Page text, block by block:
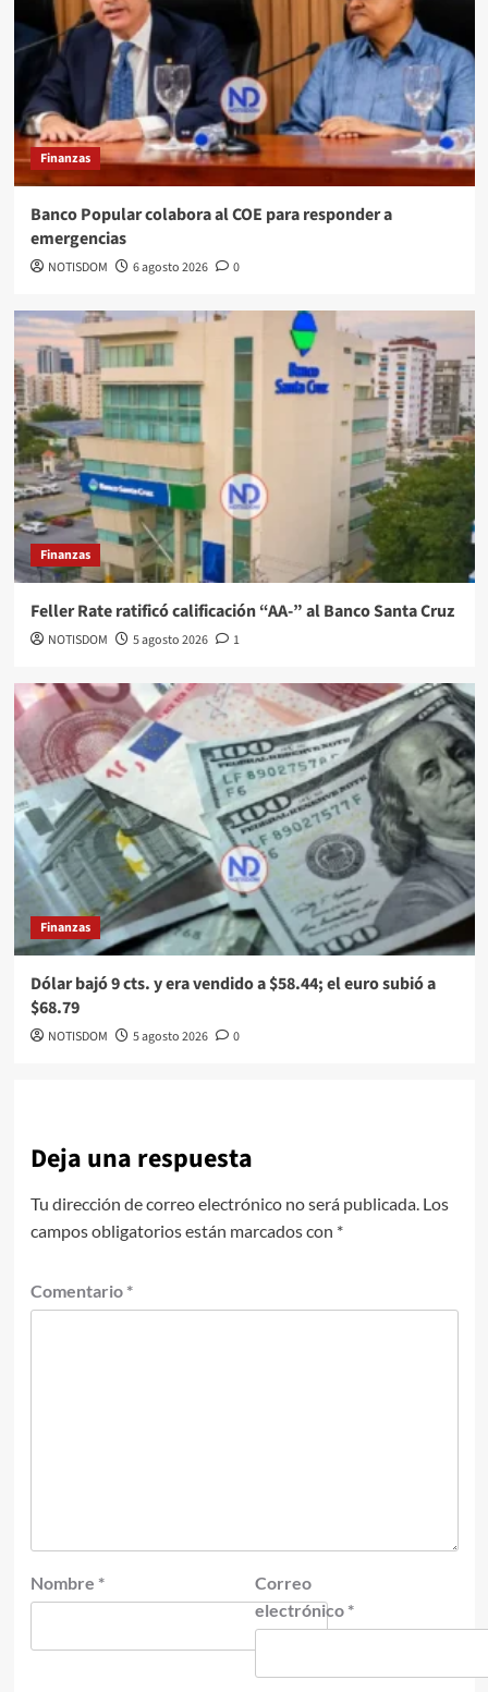
Finanzas
Banco Popular colabora al COE para responder a
emergencias
NOTISDOM 6 agosto 2026 0
Finanzas
Feller Rate ratificó calificación “AA-” al Banco Santa Cruz
NOTISDOM 5 agosto 2026 1
Finanzas
Dólar bajó 9 cts. y era vendido a $58.44; el euro subió a
$68.79
NOTISDOM 5 agosto 2026 0
Deja una respuesta
Tu dirección de correo electrónico no será publicada. Los
campos obligatorios están marcados con *
Comentario *
Nombre *
Correo
electrónico *